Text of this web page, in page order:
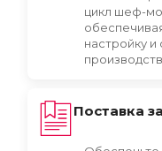
цикл шеф-
настройку
Поставка